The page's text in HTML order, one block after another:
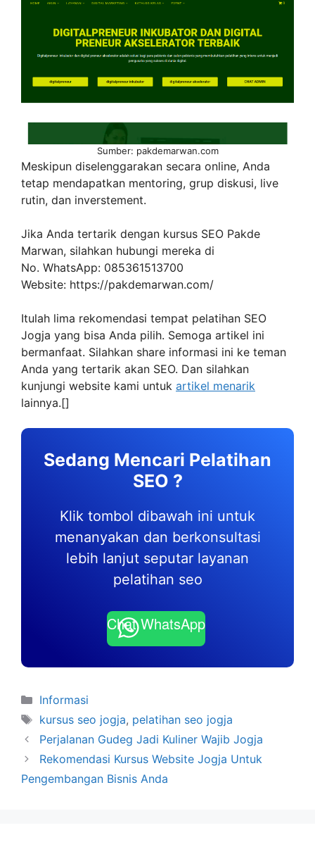
Sumber: pakdemarwan.com
Meskipun diselenggarakan secara online, Anda
tetap mendapatkan mentoring, grup diskusi, live
rutin, dan inverstement.
Jika Anda tertarik dengan kursus SEO Pakde
Marwan, silahkan hubungi mereka di
No. WhatsApp: 085361513700
Website: https://pakdemarwan.com/
Itulah lima rekomendasi tempat pelatihan SEO
Jogja yang bisa Anda pilih. Semoga artikel ini
bermanfaat. Silahkan share informasi ini ke teman
Anda yang tertarik akan SEO. Dan silahkan
kunjungi website kami untuk artikel menarik
lainnya.[]
Sedang Mencari Pelatihan
SEO ?
Klik tombol dibawah ini untuk
menanyakan dan berkonsultasi
lebih lanjut seputar layanan
pelatihan seo
Chat WhatsApp
Kategori
Informasi
Tag
kursus seo jogja, pelatihan seo jogja
Perjalanan Gudeg Jadi Kuliner Wajib Jogja
Rekomendasi Kursus Website Jogja Untuk
Pengembangan Bisnis Anda